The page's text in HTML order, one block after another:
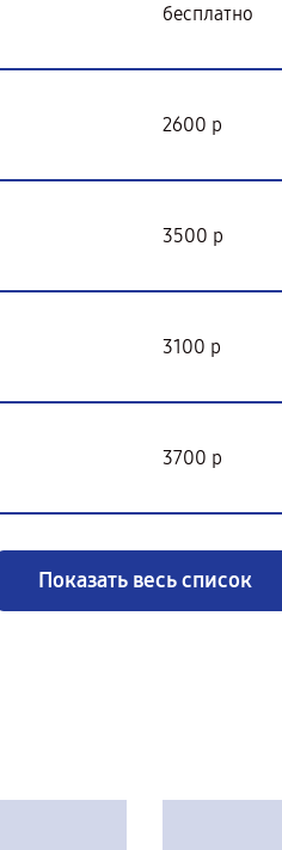
бесплатно
2600 р
3500 р
3100 р
3700 р
Показать весь список